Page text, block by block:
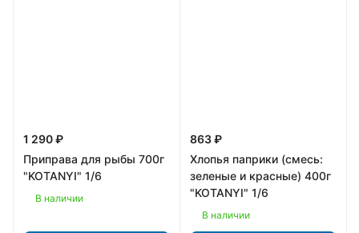
1 290 ₽
Приправа для рыбы 700г
"KOTANYI" 1/6
В наличии
863 ₽
Хлопья паприки (смесь:
зеленые и красные) 400г
"KOTANYI" 1/6
В наличии